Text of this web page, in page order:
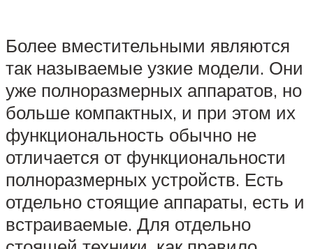
Более вместительными являются
так называемые узкие модели. Они
уже полноразмерных аппаратов, но
больше компактных, и при этом их
функциональность обычно не
отличается от функциональности
полноразмерных устройств. Есть
отдельно стоящие аппараты, есть и
встраиваемые. Для отдельно